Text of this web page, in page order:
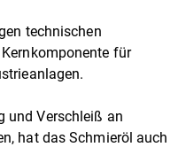
technischen
für
und Verschleiß an
hat das Schmieröl auch